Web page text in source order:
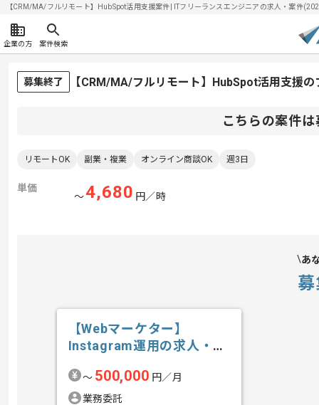
【CRM/MA/フルリモート】HubSpot活用支援案件| ITフリーランスエンジニアの求人・案件
企業の方 案件検索
募集終了 【CRM/MA/フルリモート】HubSpot活用支援
こちらの案件
リモートOK 副業・複業 オンライン商談OK 週3日
単価
〜4,680 円／時
あ
【Webマーケター】
Instagram運用の求人・案
〜 500,000 円／月
業務委託